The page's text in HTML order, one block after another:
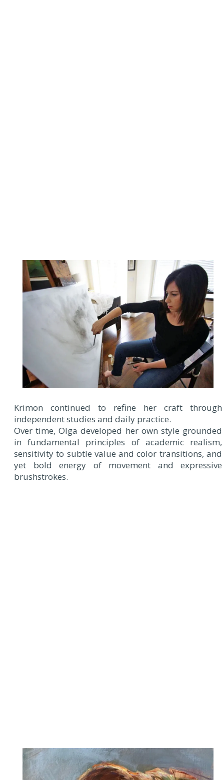
Krimon continued to refine her craft through
independent studies and daily practice.
Over time, Olga developed her own style grounded
in fundamental principles of academic realism,
sensitivity to subtle value and color transitions, and
yet bold energy of movement and expressive
brushstrokes.